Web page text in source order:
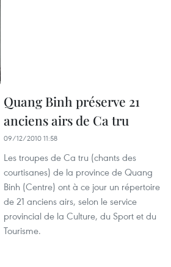
Quang Binh préserve 21
anciens airs de Ca tru
09/12/2010 11:58
Les troupes de Ca tru (chants des
courtisanes) de la province de Quang
Binh (Centre) ont à ce jour un répertoire
de 21 anciens airs, selon le service
provincial de la Culture, du Sport et du
Tourisme.